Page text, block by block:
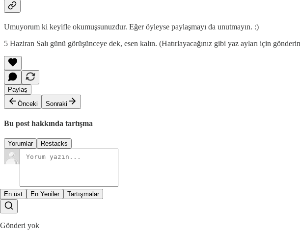
Umuyorum ki keyifle okumuşsunuzdur. Eğer öyleyse paylaşmayı da unutmayın. :)
5 Haziran Salı günü görüşünceye dek, esen kalın. (Hatırlayacağınız gibi yaz ayları için
Paylaş
Önceki
Sonraki
Bu post hakkında tartışma
Yorumlar Restacks
En üst En Yeniler Tartışmalar
Gönderi yok